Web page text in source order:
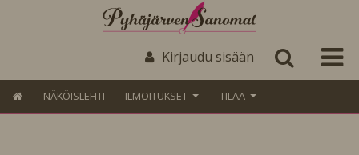
Kirjaudu sisään
NÄKÖISLEHTI ILMOITUKSET TILAA